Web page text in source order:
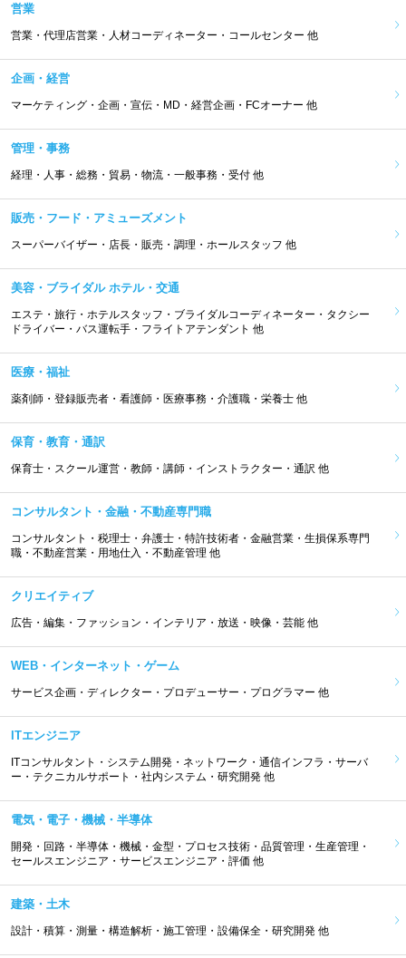
営業
営業・代理店営業・人材コーディネーター・コールセンター 他
企画・経営
マーケティング・企画・宣伝・MD・経営企画・FCオーナー 他
管理・事務
経理・人事・総務・貿易・物流・一般事務・受付 他
販売・フード・アミューズメント
スーパーバイザー・店長・販売・調理・ホールスタッフ 他
美容・ブライダル ホテル・交通
エステ・旅行・ホテルスタッフ・ブライダルコーディネーター・タクシー
ドライバー・バス運転手・フライトアテンダント 他
医療・福祉
薬剤師・登録販売者・看護師・医療事務・介護職・栄養士 他
保育・教育・通訳
保育士・スクール運営・教師・講師・インストラクター・通訳 他
コンサルタント・金融・不動産専門職
コンサルタント・税理士・弁護士・特許技術者・金融営業・生損保系専門
職・不動産営業・用地仕入・不動産管理 他
クリエイティブ
広告・編集・ファッション・インテリア・放送・映像・芸能 他
WEB・インターネット・ゲーム
サービス企画・ディレクター・プロデューサー・プログラマー 他
ITエンジニア
ITコンサルタント・システム開発・ネットワーク・通信インフラ・サーバ
ー・テクニカルサポート・社内システム・研究開発 他
電気・電子・機械・半導体
開発・回路・半導体・機械・金型・プロセス技術・品質管理・生産管理・
セールスエンジニア・サービスエンジニア・評価 他
建築・土木
設計・積算・測量・構造解析・施工管理・設備保全・研究開発 他